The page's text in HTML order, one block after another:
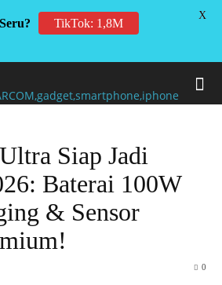
Siap Jadi
Baterai 100W
& Sensor
0
TikTok: 1,8M
X